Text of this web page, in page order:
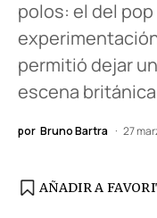
polos: el del
permitió dejar
escena
por Bruno Bartra 27
AÑADIR A